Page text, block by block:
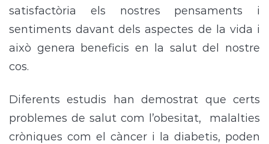
satisfactòria els nostres pensaments i
sentiments davant dels aspectes de la vida i
això genera beneficis en la salut del nostre
cos.
Diferents estudis han demostrat que certs
problemes de salut com l’obesitat, malalties
cròniques com el càncer i la diabetis, poden